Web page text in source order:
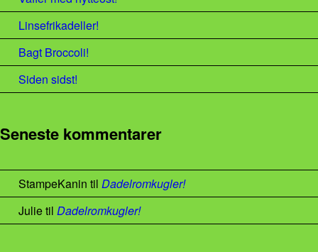
Linsefrikadeller!
Bagt Broccoli!
Siden sidst!
Seneste kommentarer
StampeKanin til Dadelromkugler!
Julietil Dadelromkugler!